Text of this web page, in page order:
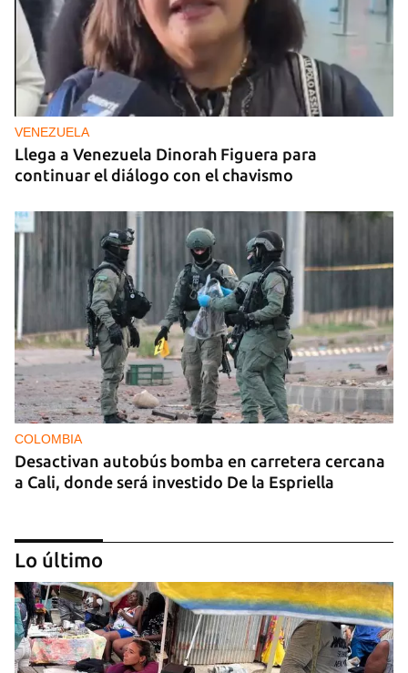
VENEZUELA
Llega a Venezuela Dinorah Figuera para
continuar el diálogo con el chavismo
COLOMBIA
Desactivan autobús bomba en carretera cercana
a Cali, donde será investido De la Espriella
Lo último